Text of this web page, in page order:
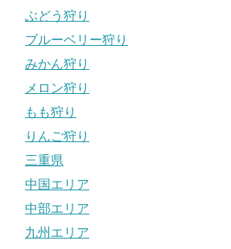
ぶどう狩り
ブルーベリー狩り
みかん狩り
メロン狩り
もも狩り
りんご狩り
三重県
中国エリア
中部エリア
九州エリア